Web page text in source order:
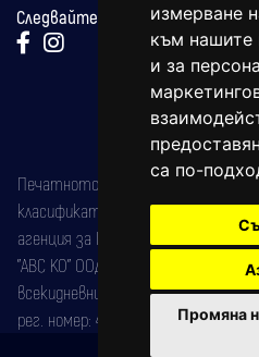
измерване
към нашите
и за
са по-
Промяна
Следвайте ни:
Печатното издание на вестника е
класификатор на печатните
агенция за ISSN) под номер: ISSN
"АВС КО" ООД е притежател на
всекидневник на югозападна
рег. номер: 47857/11.05.2004 година.